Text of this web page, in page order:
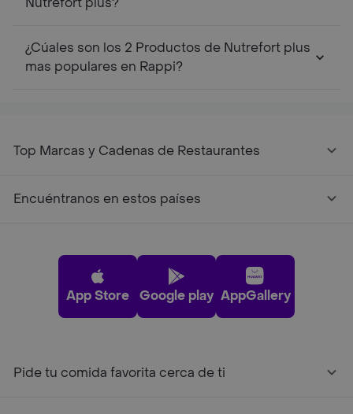
¿Cúales son los 2 Productos de Nutrefort plus
mas populares en Rappi?
Top Marcas y Cadenas de Restaurantes
Encuéntranos en estos países
App Store Google play AppGallery
Pide tu comida favorita cerca de ti